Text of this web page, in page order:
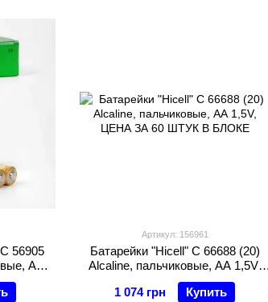
56905
АА
блоке
Артикул: 156961
Батарейки "Hicell" C 66688 (20)
Alcaline, пальчиковые, АА 1,5V,
ЦЕНА ЗА 60 ШТУК В БЛОКЕ
1 074 грн
Купить